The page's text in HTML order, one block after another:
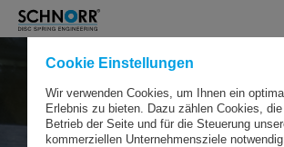
Cookie Einstellungen
Wir verwenden Cookies, um Ihnen ein
Erlebnis zu bieten. Dazu zählen Cookies,
Betrieb der Seite und für die Steuerung
kommerziellen Unternehmensziele